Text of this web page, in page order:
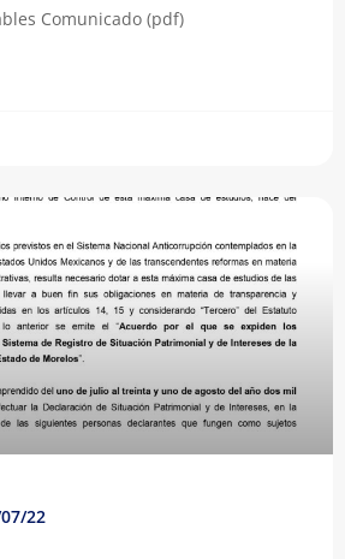
Comunicado (pdf)
22